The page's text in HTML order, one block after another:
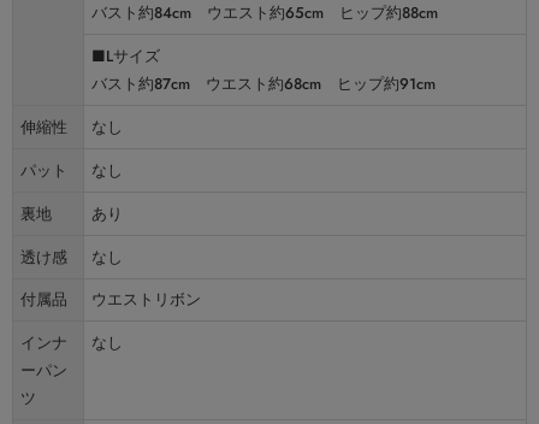
バスト約84cm ウエスト約65cm ヒップ約88cm
■Lサイズ
バスト約87cm ウエスト約68cm ヒップ約91cm
伸縮性
なし
パット
なし
裏地
あり
透け感
なし
付属品
ウエストリボン
インナ
ーパン
ツ
なし